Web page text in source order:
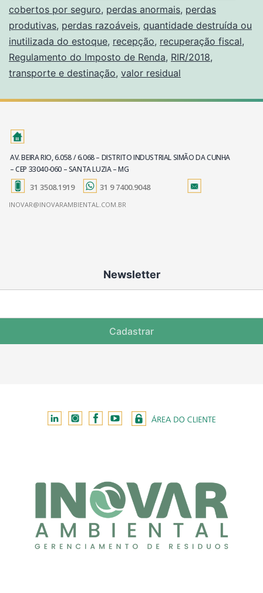
cobertos por seguro, perdas anormais, perdas
produtivas, perdas razoáveis, quantidade destruída ou
inutilizada do estoque, recepção, recuperação fiscal,
Regulamento do Imposto de Renda, RIR/2018,
transporte e destinação, valor residual
AV. BEIRA RIO, 6.058 / 6.068 – DISTRITO INDUSTRIAL SIMÃO DA CUNHA
– CEP 33040-060 – SANTA LUZIA – MG
31 3508.1919 31 9 7400.9048
INOVAR@INOVARAMBIENTAL.COM.BR
Newsletter
Cadastrar